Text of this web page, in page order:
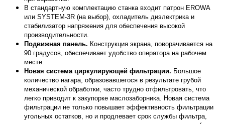
В стандартную комплектацию станка входит патрон EROWA
или SYSTEM-3R (на выбор), охладитель диэлектрика и
стабилизатор напряжения для обеспечения высокой
производительности.
Подвижная панель. Конструкция экрана, поворачивается на
90 градусов, обеспечивает удобство оператора на рабочем
месте.
Новая система циркулирующей фильтрации. Большое
количество нагара, образовавшегося в результате грубой
механической обработки, часто трудно отфильтровать, что
легко приводит к закупорке маслозаборника. Новая система
фильтрации не только повышает эффективность фильтрации
угольных остатков, но и продлевает срок службы фильтра,